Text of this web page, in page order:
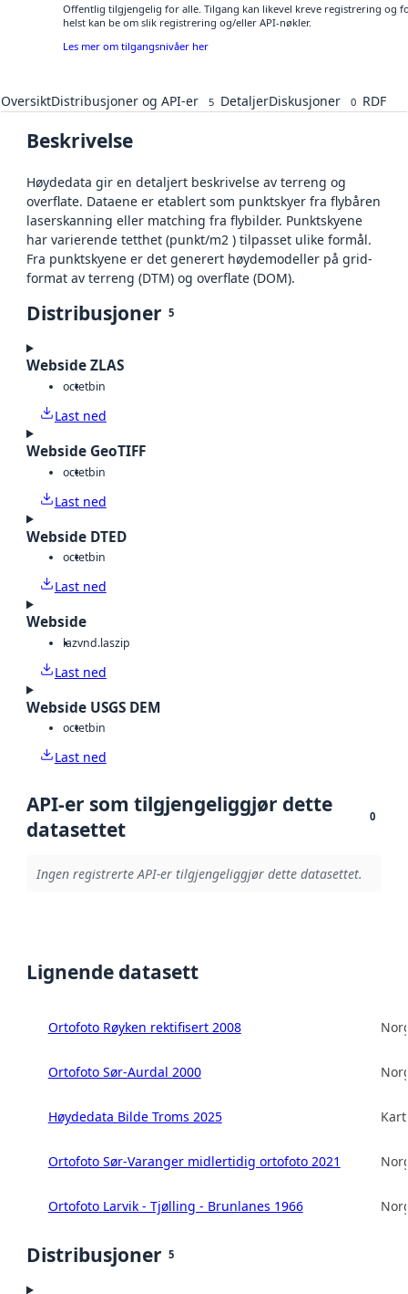
Offentlig tilgjengelig for alle. Tilgang kan likevel kreve registrering og
helst kan be om slik registrering og/eller API-nøkler.
Les mer om tilgangsnivåer her
OversiktDistribusjoner og API-er 5 DetaljerDiskusjoner 0 RDF
Beskrivelse
Høydedata gir en detaljert beskrivelse av terreng og
overflate. Dataene er etablert som punktskyer fra flybåren
laserskanning eller matching fra flybilder. Punktskyene
har varierende tetthet (punkt/m2 ) tilpasset ulike formål.
Fra punktskyene er det generert høydemodeller på grid-
format av terreng (DTM) og overflate (DOM).
Distribusjoner 5
Webside ZLAS
octetbin
Last ned
Webside GeoTIFF
octetbin
Last ned
Webside DTED
octetbin
Last ned
Webside
lazvnd.laszip
Last ned
Webside USGS DEM
octetbin
Last ned
API-er som tilgjengeliggjør dette
datasettet
0
Ingen registrerte API-er tilgjengeliggjør dette datasettet.
Lignende datasett
Ortofoto Røyken rektifisert 2008
Ortofoto Sør-Aurdal 2000
Høydedata Bilde Troms 2025
Ortofoto Sør-Varanger midlertidig ortofoto 2021
Ortofoto Larvik - Tjølling - Brunlanes 1966
Distribusjoner 5